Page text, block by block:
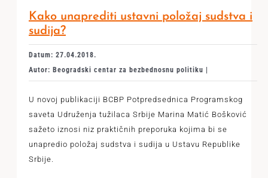
Kako unaprediti ustavni položaj sudstva i
sudija?
Datum: 27.04.2018.
Autor: Beogradski centar za bezbednosnu politiku |
U novoj publikaciji BCBP Potpredsednica Programskog
saveta Udruženja tužilaca Srbije Marina Matić Bošković
sažeto iznosi niz praktičnih preporuka kojima bi se
unapredio položaj sudstva i sudija u Ustavu Republike
Srbije.